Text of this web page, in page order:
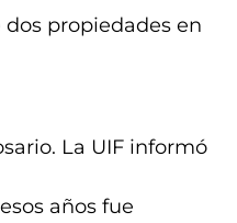
propiedades en
La UIF informó
años fue